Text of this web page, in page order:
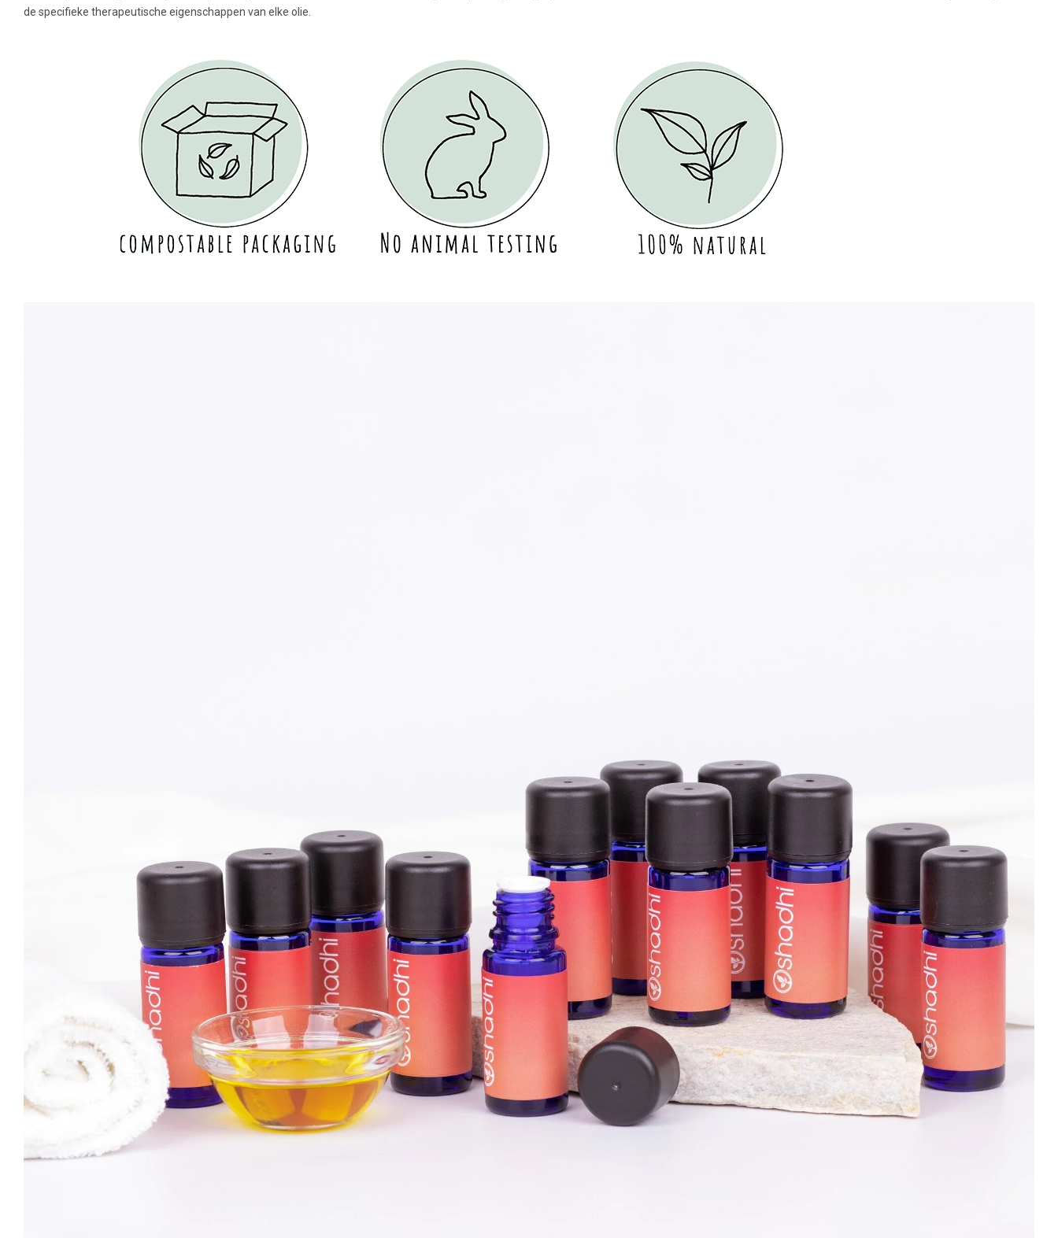
de specifieke therapeutische eigenschappen van elke olie.